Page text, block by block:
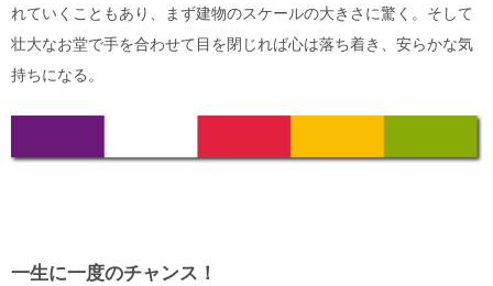
れていくこともあり、まず建物のスケールの大きさに驚く。そして
壮大なお堂で手を合わせて目を閉じれば心は落ち着き、安らかな気
持ちになる。
一生に一度のチャンス！